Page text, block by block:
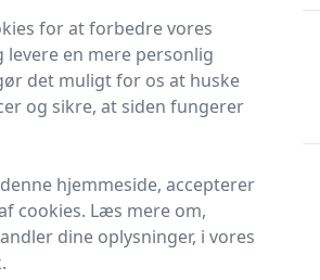
Fashion Online
og armringe
for at forbedre vores
levere en mere personlig
det muligt for os at huske
og sikre, at siden fungerer
hjemmeside, accepterer
cookies. Læs mere om,
dine oplysninger, i vores